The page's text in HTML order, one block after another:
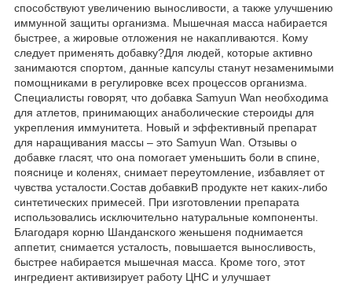
способствуют увеличению выносливости, а также улучшению
иммунной защиты организма. Мышечная масса набирается
быстрее, а жировые отложения не накапливаются. Кому
следует применять добавку?Для людей, которые активно
занимаются спортом, данные капсулы станут незаменимыми
помощниками в регулировке всех процессов организма.
Специалисты говорят, что добавка Samyun Wan необходима
для атлетов, принимающих анаболические стероиды для
укрепления иммунитета. Новый и эффективный препарат
для наращивания массы – это Samyun Wan. Отзывы о
добавке гласят, что она помогает уменьшить боли в спине,
пояснице и коленях, снимает переутомление, избавляет от
чувства усталости.Состав добавкиВ продукте нет каких-либо
синтетических примесей. При изготовлении препарата
использовались исключительно натуральные компоненты.
Благодаря корню Шанданского женьшеня поднимается
аппетит, снимается усталость, повышается выносливость,
быстрее набирается мышечная масса. Кроме того, этот
ингредиент активизирует работу ЦНС и улучшает